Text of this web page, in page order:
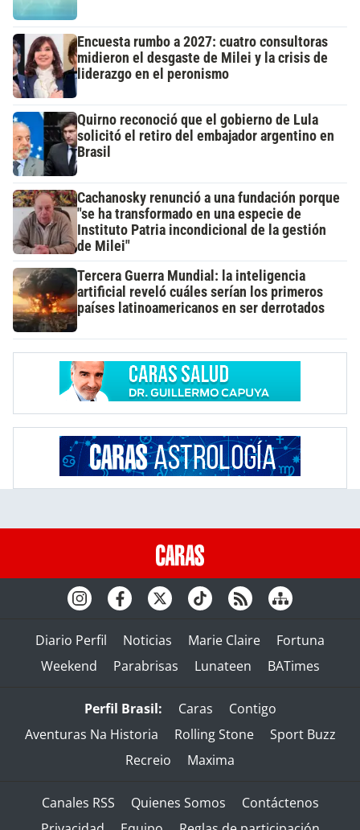
Encuesta rumbo a 2027: cuatro consultoras
midieron el desgaste de Milei y la crisis de
liderazgo en el peronismo
Quirno reconoció que el gobierno de Lula
solicitó el retiro del embajador argentino en
Brasil
Cachanosky renunció a una fundación porque
"se ha transformado en una especie de
Instituto Patria incondicional de la gestión
de Milei"
Tercera Guerra Mundial: la inteligencia
artificial reveló cuáles serían los primeros
países latinoamericanos en ser derrotados
Diario Perfil Noticias Marie Claire
Fortuna
Weekend
Parabrisas Lunateen BATimes
Perfil Brasil: Caras
Contigo
Aventuras Na Historia
Rolling Stone
Sport Buzz
Recreio
Maxima
Canales RSS Quienes Somos
Contáctenos